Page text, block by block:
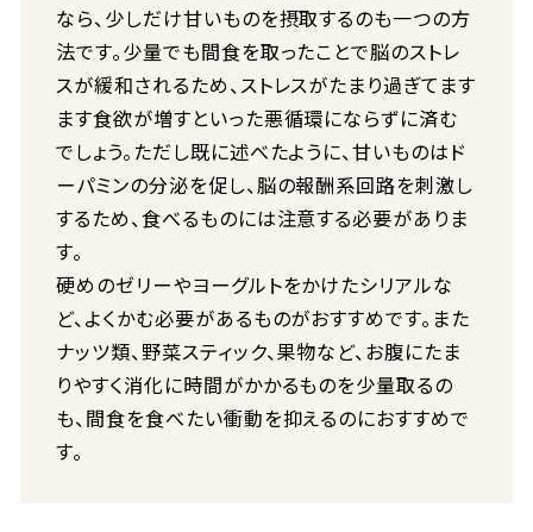
なら、少しだけ甘いものを摂取するのも一つの方
法です。少量でも間食を取ったことで脳のストレ
スが緩和されるため、ストレスがたまり過ぎてます
ます食欲が増すといった悪循環にならずに済む
でしょう。ただし既に述べたように、甘いものはド
ーパミンの分泌を促し、脳の報酬系回路を刺激し
するため、食べるものには注意する必要がありま
す。
硬めのゼリーやヨーグルトをかけたシリアルな
ど、よくかむ必要があるものがおすすめです。また
ナッツ類、野菜スティック、果物など、お腹にたま
りやすく消化に時間がかかるものを少量取るの
も、間食を食べたい衝動を抑えるのにおすすめで
す。